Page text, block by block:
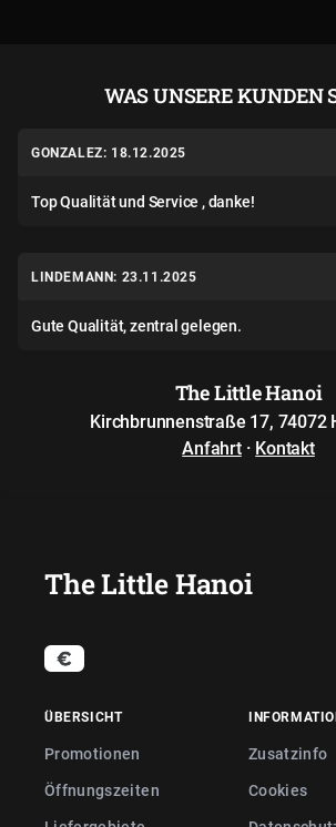
WAS UNSERE KUNDEN
GONZALEZ: 18.12.2025
Top Qualität und Service , danke!
LINDEMANN: 23.11.2025
Gute Qualität, zentral gelegen.
The Little Hanoi
Kirchbrunnenstraße 17, 74072
Anfahrt· Kontakt
The Little Hanoi
ÜBERSICHT
Promotionen
Öffnungszeiten
Zusatzinfo
Cookies